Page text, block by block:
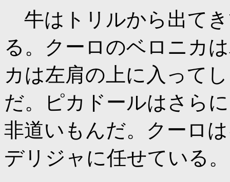
牛はトリルから出て
る。クーロのベロニカ
カは左肩の上に入って
だ。ピカドールはさら
非道いもんだ。クーロ
デリジャに任せている。